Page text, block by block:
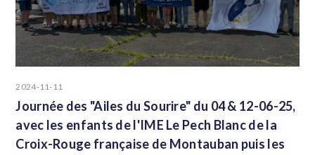
2024-11-11
Journée des "Ailes du Sourire" du 04 & 12-06-25,
avec les enfants de l'IME Le Pech Blanc de la
Croix-Rouge française de Montauban puis les